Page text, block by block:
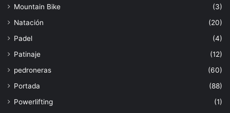
Mountain Bike
(3)
Natación
(20)
Padel
(4)
Patinaje
(12)
pedroneras
(60)
Portada
(88)
Powerlifting
(1)